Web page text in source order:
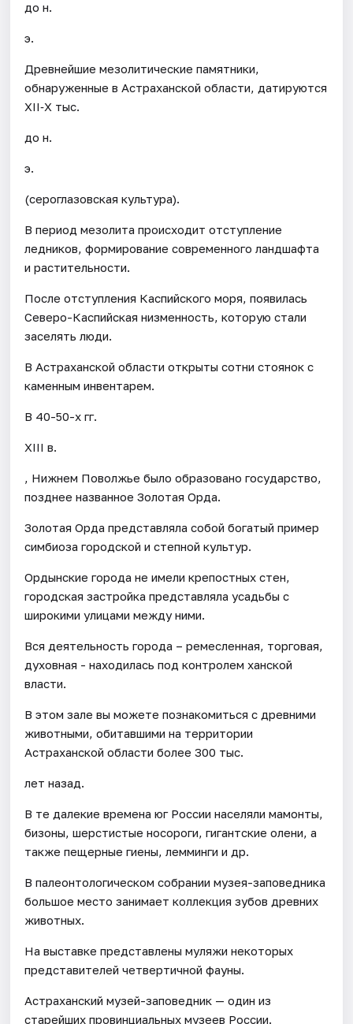
до н.
э.
Древнейшие мезолитические памятники,
обнаруженные в Астраханской области, датируются
XII‐X тыс.
до н.
э.
(сероглазовская культура).
В период мезолита происходит отступление
ледников, формирование современного ландшафта
и растительности.
После отступления Каспийского моря, появилась
Северо-Каспийская низменность, которую стали
заселять люди.
В Астраханской области открыты сотни стоянок с
каменным инвентарем.
В 40-50-х гг.
XIII в.
, Нижнем Поволжье было образовано государство,
позднее названное Золотая Орда.
Золотая Орда представляла собой богатый пример
симбиоза городской и степной культур.
Ордынские города не имели крепостных стен,
городская застройка представляла усадьбы с
широкими улицами между ними.
Вся деятельность города – ремесленная, торговая,
духовная - находилась под контролем ханской
власти.
В этом зале вы можете познакомиться с древними
животными, обитавшими на территории
Астраханской области более 300 тыс.
лет назад.
В те далекие времена юг России населяли мамонты,
бизоны, шерстистые носороги, гигантские олени, а
также пещерные гиены, лемминги и др.
В палеонтологическом собрании музея-заповедника
большое место занимает коллекция зубов древних
животных.
На выставке представлены муляжи некоторых
представителей четвертичной фауны.
Астраханский музей-заповедник — один из
старейших провинциальных музеев России.